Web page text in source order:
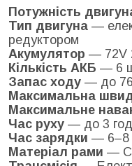
Потужність
Тип двигуна —
редуктором
Акумулятор — 72V
Кількість АКБ — 6
Запас ходу — до
Максимальна
Максимальне
Час руху — до 3
Час зарядки — 6–8
Матеріал рами —